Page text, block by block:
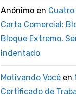
Anónimoen Cuatro
Carta Comercial:
Bloque Extremo,
Indentado
Motivando Vocêen
Certificado de